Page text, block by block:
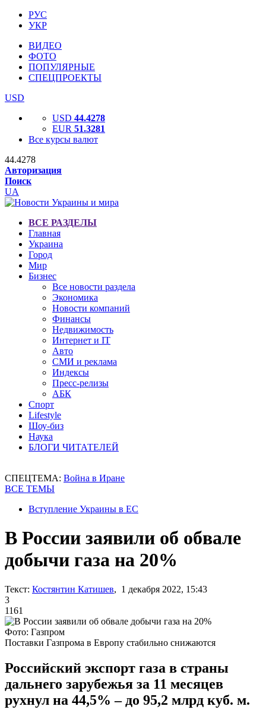
РУС
УКР
ВИДЕО
ФОТО
ПОПУЛЯРНЫЕ
СПЕЦПРОЕКТЫ
USD
USD 44.4278
EUR 51.3281
Все курсы валют
44.4278
Авторизация
Поиск
UA
ВСЕ РАЗДЕЛЫ
Главная
Украина
Город
Мир
Бизнес
Все новости раздела
Экономика
Новости компаний
Финансы
Недвижимость
Интернет и IT
Авто
СМИ и реклама
Индексы
Пресс-релизы
АБК
Спорт
Lifestyle
Шоу-биз
Наука
БЛОГИ ЧИТАТЕЛЕЙ
СПЕЦТЕМА: Война в Иране
ВСЕ ТЕМЫ
Вступление Украины в ЕС
В России заявили об обвале
добычи газа на 20%
Текст: Костянтин Катишев, 1 декабря 2022, 15:43
3
1161
Фото: Газпром
Поставки Газпрома в Европу стабильно снижаются
Российский экспорт газа в страны
дальнего зарубежья за 11 месяцев
рухнул на 44,5% – до 95,2 млрд куб. м.